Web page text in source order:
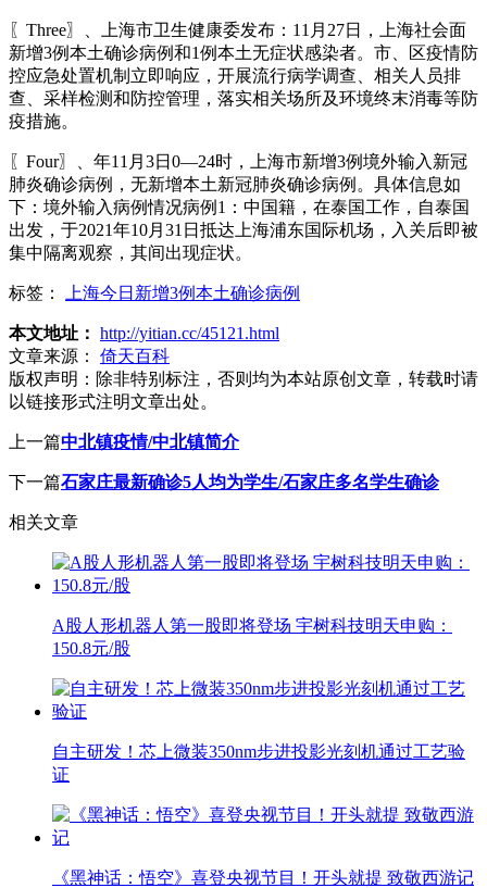
〖Three〗、上海市卫生健康委发布：11月27日，上海社会面
新增3例本土确诊病例和1例本土无症状感染者。市、区疫情防
控应急处置机制立即响应，开展流行病学调查、相关人员排
查、采样检测和防控管理，落实相关场所及环境终末消毒等防
疫措施。
〖Four〗、年11月3日0—24时，上海市新增3例境外输入新冠
肺炎确诊病例，无新增本土新冠肺炎确诊病例。具体信息如
下：境外输入病例情况病例1：中国籍，在泰国工作，自泰国
出发，于2021年10月31日抵达上海浦东国际机场，入关后即被
集中隔离观察，其间出现症状。
标签： 上海今日新增3例本土确诊病例
本文地址： http://yitian.cc/45121.html
文章来源：
倚天百科
版权声明： 除非特别标注，否则均为本站原创文章，转载时请
以链接形式注明文章出处。
上一篇中北镇疫情/中北镇简介
下一篇石家庄最新确诊5人均为学生/石家庄多名学生确诊
相关文章
A股人形机器人第一股即将登场 宇树科技明天申购：
150.8元/股
自主研发！芯上微装350nm步进投影光刻机通过工艺验
证
《黑神话：悟空》喜登央视节目！开头就提 致敬西游记